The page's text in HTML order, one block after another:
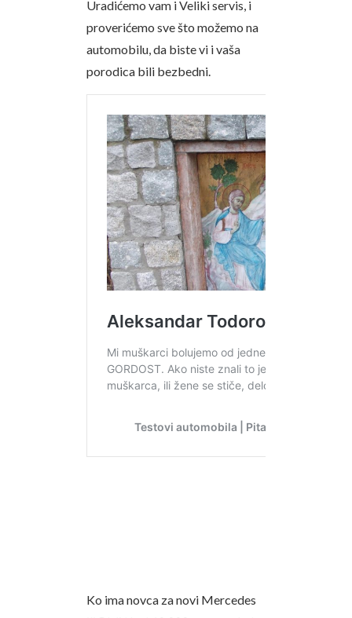
Uradićemo vam i Veliki servis, i
proverićemo sve što možemo na
automobilu, da biste vi i vaša
porodica bili bezbedni.
Ko ima novca za novi Mercedes